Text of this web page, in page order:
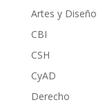
Artes y Diseño
CBI
CSH
CyAD
Derecho